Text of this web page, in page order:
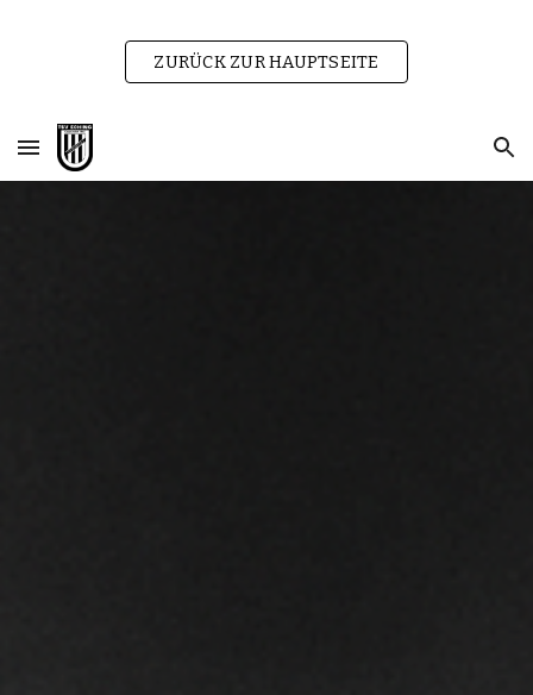
Skip to main content
Skip to navigation
ZURÜCK ZUR HAUPTSEITE